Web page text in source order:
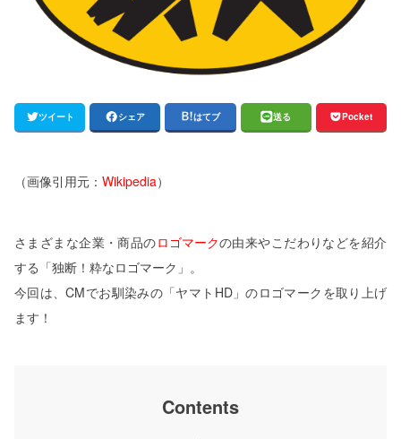
ツイート シェア はてブ 送る Pocket
（画像引用元： Wikipedia）
さまざまな企業・商品のロゴマークの由来やこだわりなどを紹介
する「独断！粋なロゴマーク」。
今回は、CMでお馴染みの「ヤマトHD」のロゴマークを取り上げ
ます！
Contents